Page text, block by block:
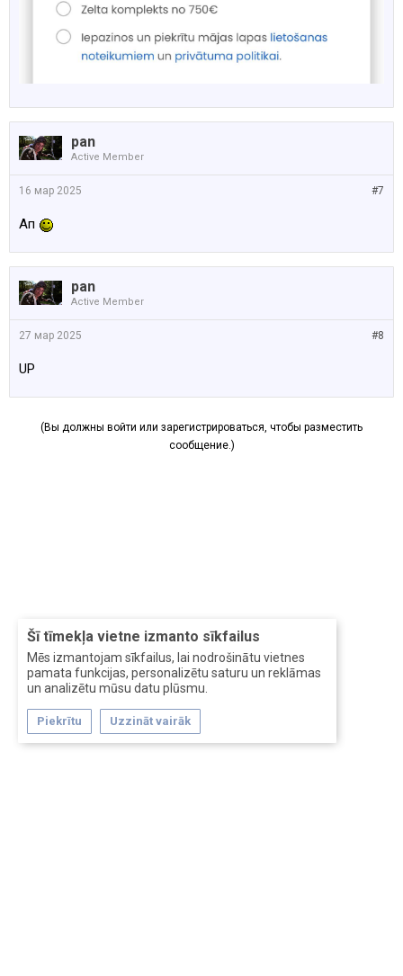
Šī tīmekļa vietne izmanto sīkfailus
Mēs izmantojam sīkfailus, lai nodrošinātu vietnes
pamata funkcijas, personalizētu saturu un reklāmas
un analizētu mūsu datu plūsmu.
Piekrītu Uzzināt vairāk
pan
Active Member
#7
16 мар 2025
Ап
pan
Active Member
#8
27 мар 2025
UP
(Вы должны войти или зарегистрироваться, чтобы разместить
сообщение.)